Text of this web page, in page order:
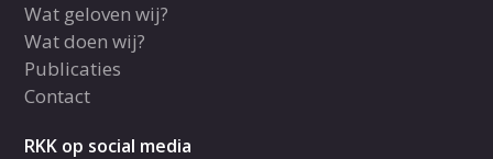
Wat geloven wij?
Wat doen wij?
Publicaties
Contact
RKK op social media